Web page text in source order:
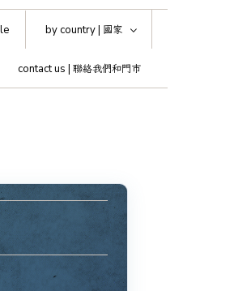
by country | 國家
contact us | 聯絡我們和門市
· Wine Advisor ⛶
Mirai, your SENS wine